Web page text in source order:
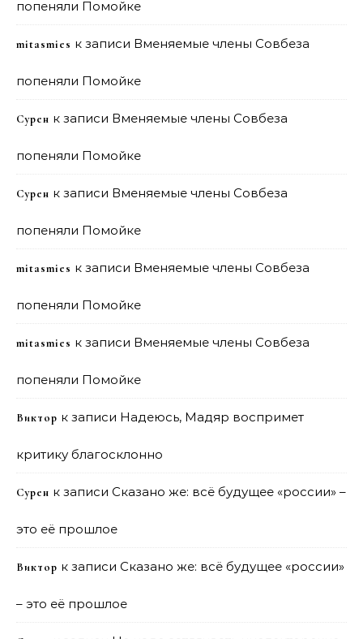
попеняли Помойке
mitasmies к записи Вменяемые члены Совбеза
попеняли Помойке
Сурен к записи Вменяемые члены Совбеза
попеняли Помойке
Сурен к записи Вменяемые члены Совбеза
попеняли Помойке
mitasmies к записи Вменяемые члены Совбеза
попеняли Помойке
mitasmies к записи Вменяемые члены Совбеза
попеняли Помойке
Виктор к записи Надеюсь, Мадяр воспримет
критику благосклонно
Сурен к записи Сказано же: всё будущее «россии» –
это её прошлое
Виктор к записи Сказано же: всё будущее «россии»
– это её прошлое